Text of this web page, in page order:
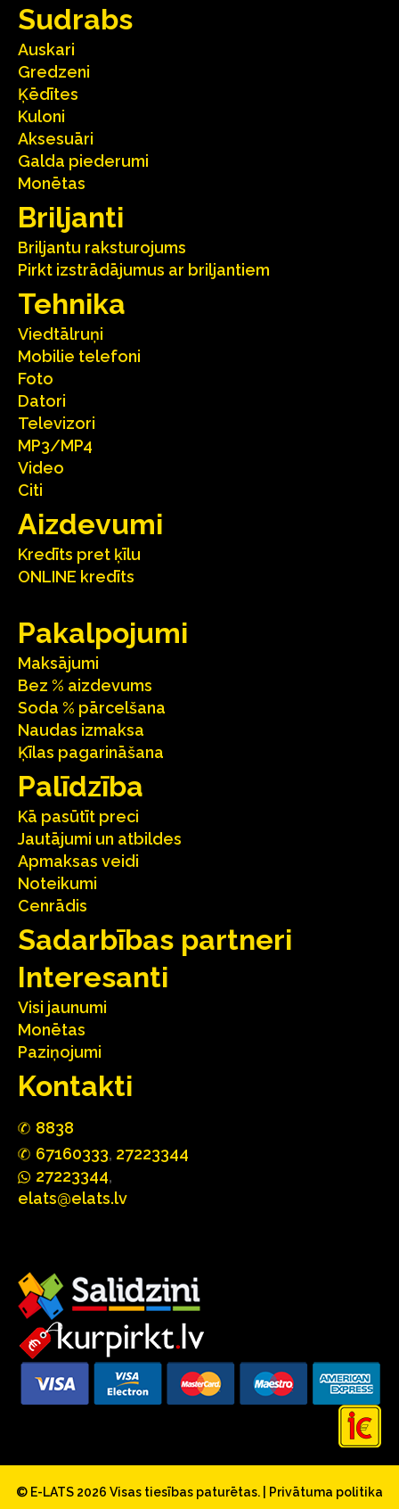
Sudrabs
Auskari
Gredzeni
Ķēdītes
Kuloni
Aksesuāri
Galda piederumi
Monētas
Briljanti
Briljantu raksturojums
Pirkt izstrādājumus ar briljantiem
Tehnika
Viedtālruņi
Mobilie telefoni
Foto
Datori
Televizori
MP3/MP4
Video
Citi
Aizdevumi
Kredīts pret ķīlu
ONLINE kredīts
Pakalpojumi
Maksājumi
Bez % aizdevums
Soda % pārcelšana
Naudas izmaksa
Ķīlas pagarināšana
Palīdzība
Kā pasūtīt preci
Jautājumi un atbildes
Apmaksas veidi
Noteikumi
Cenrādis
Sadarbības partneri
Interesanti
Visi jaunumi
Monētas
Paziņojumi
Kontakti
8838
67160333, 27223344
27223344,
elats@elats.lv
© E-LATS 2026 Visas tiesības paturētas. Privātuma politika